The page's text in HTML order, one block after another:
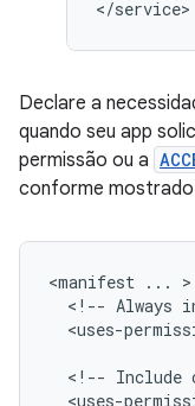
Declare a
quando seu app
permissão ou a
conforme mostrado
<manifest ...
<!-- Always
<uses-
<!-- Include
<uses-